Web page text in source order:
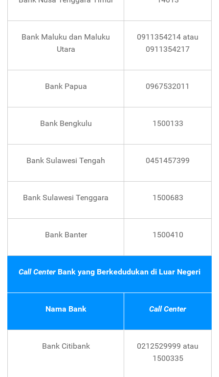
Bank Maluku dan Maluku
Utara
0911354214 atau
0911354217
Bank Papua 0967532011
Bank Bengkulu 1500133
Bank Sulawesi Tengah 0451457399
Bank Sulawesi Tenggara 1500683
Bank Banter 1500410
Call Center Bank yang Berkedudukan di Luar Negeri
Nama Bank Call Center
Bank Citibank
0212529999 atau
1500335